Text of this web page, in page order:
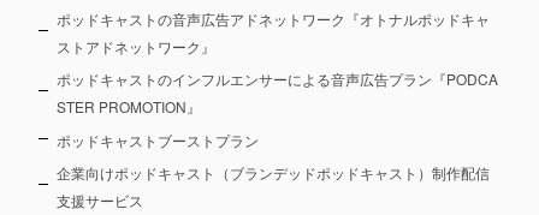
ポッドキャストの音声広告アドネットワーク『オトナルポッドキャ
ストアドネットワーク』
ポッドキャストのインフルエンサーによる音声広告プラン『PODCA
STER PROMOTION』
ポッドキャストブーストプラン
企業向けポッドキャスト（ブランデッドポッドキャスト）制作配信
支援サービス